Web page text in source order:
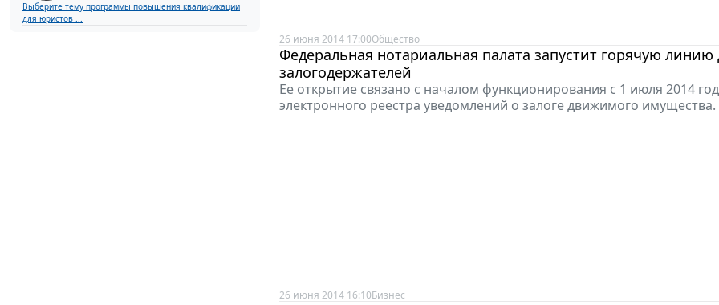
Выберите тему программы повышения квалификации
для юристов ...
26 июня 2014 17:00Общество
Федеральная нотариальная палата запустит горячую линию
залогодержателей
Ее открытие связано с началом функционирования с 1 июля 2014
электронного реестра уведомлений о залоге движимого имущества.
26 июня 2014 16:10Бизнес